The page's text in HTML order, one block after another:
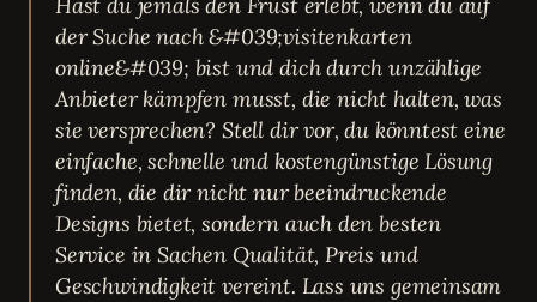
Hast du jemals den Frust erlebt, wenn du auf
der Suche nach &#039;visitenkarten
online&#039; bist und dich durch unzählige
Anbieter kämpfen musst, die nicht halten, was
sie versprechen? Stell dir vor, du könntest eine
einfache, schnelle und kostengünstige Lösung
finden, die dir nicht nur beeindruckende
Designs bietet, sondern auch den besten
Service in Sachen Qualität, Preis und
Geschwindigkeit vereint. Lass uns gemeinsam